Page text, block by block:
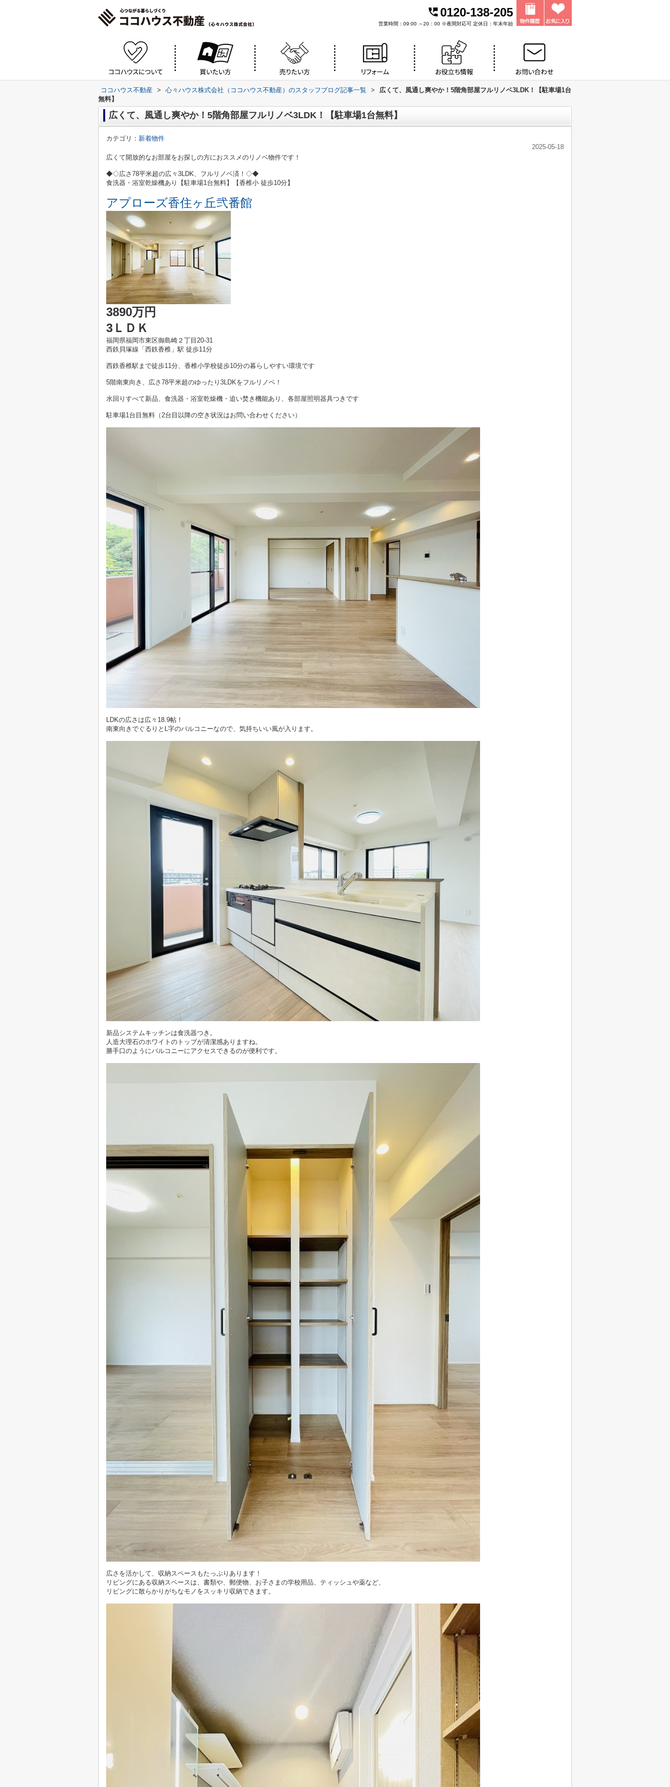
0120-138-205
営業時間：09:00 ～20：00 ※夜間対応可 定休日：年末年始
ココハウス不動産 > 心々ハウス株式会社（ココハウス不動産）のスタッフブログ記事一覧 >
広くて、風通し爽やか！5階角部屋フルリノベ3LDK！【駐車場1台
無料】
広くて、風通し爽やか！5階角部屋フルリノベ3LDK！【駐車場1台無料】
カテゴリ： 新着物件
2025-05-18
広くて開放的なお部屋をお探しの方におススメのリノベ物件です！
◆◇広さ78平米超の広々3LDK、フルリノベ済！◇◆
食洗器・浴室乾燥機あり【駐車場1台無料】【香椎小 徒歩10分】
アプローズ香住ヶ丘弐番館
3890万円
3ＬＤＫ
福岡県福岡市東区御島崎２丁目20-31
西鉄貝塚線「西鉄香椎」駅 徒歩11分
西鉄香椎駅まで徒歩11分、香椎小学校徒歩10分の暮らしやすい環境です
5階南東向き、広さ78平米超のゆったり3LDKをフルリノベ！
水回りすべて新品、食洗器・浴室乾燥機・追い焚き機能あり、各部屋照明器具つきです
駐車場1台目無料（2台目以降の空き状況はお問い合わせください）
LDKの広さは広々18.9帖！
南東向きでぐるりとL字のバルコニーなので、気持ちいい風が入ります。
新品システムキッチンは食洗器つき。
人造大理石のホワイトのトップが清潔感ありますね。
勝手口のようにバルコニーにアクセスできるのが便利です。
広さを活かして、収納スペースもたっぷりあります！
リビングにある収納スペースは、書類や、郵便物、お子さまの学校用品、ティッシュや薬など、
リビングに散らかりがちなモノをスッキリ収納できます。